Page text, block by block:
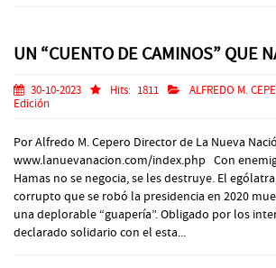
UN “CUENTO DE CAMINOS” QUE
30-10-2023 Hits: 1811 ALFREDO M.
Edición
Por Alfredo M. Cepero Director de La Nueva
www.lanuevanacion.com/index.php Con
Hamas no se negocia, se les destruye. El
corrupto que se robó la presidencia en 2020
una deplorable “guapería”. Obligado por los
declarado solidario con el esta...